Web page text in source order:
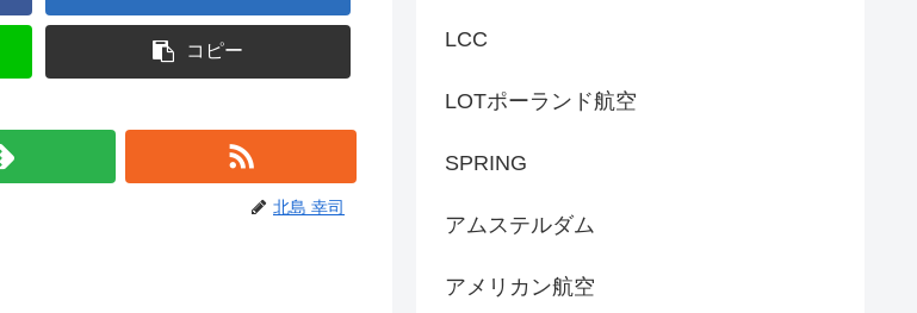
コピー
北島 幸司
LCC
LOTポーランド航空
SPRING
アムステルダム
アメリカン航空